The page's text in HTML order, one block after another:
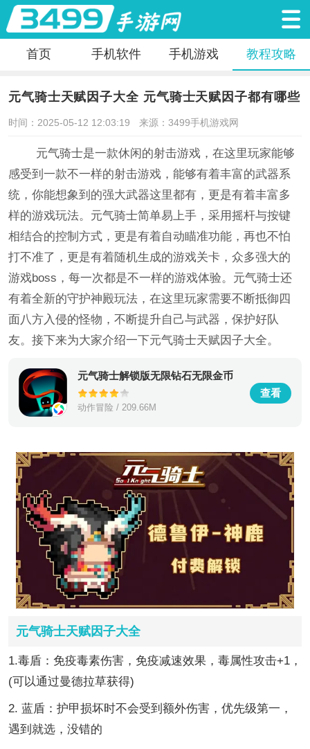
首页 手机软件 手机游戏 教程攻略
元气骑士天赋因子大全 元气骑士天赋因子都有哪些
时间：2025-05-12 12:03:19 来源：3499手机游戏网
元气骑士是一款休闲的射击游戏，在这里玩家能够
感受到一款不一样的射击游戏，能够有着丰富的武器系
统，你能想象到的强大武器这里都有，更是有着丰富多
样的游戏玩法。元气骑士简单易上手，采用摇杆与按键
相结合的控制方式，更是有着自动瞄准功能，再也不怕
打不准了，更是有着随机生成的游戏关卡，众多强大的
游戏boss，每一次都是不一样的游戏体验。元气骑士还
有着全新的守护神殿玩法，在这里玩家需要不断抵御四
面八方入侵的怪物，不断提升自己与武器，保护好队
友。接下来为大家介绍一下元气骑士天赋因子大全。
元气骑士解锁版无限钻石无限金币
动作冒险 / 209.66M
查看
元气骑士天赋因子大全
1.毒盾：免疫毒素伤害，免疫减速效果，毒属性攻击+1，
(可以通过曼德拉草获得)
2. 蓝盾：护甲损坏时不会受到额外伤害，优先级第一，
遇到就选，没错的